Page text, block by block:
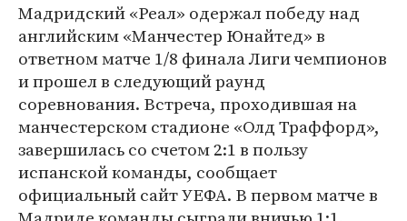
Мадридский «Реал» одержал победу над
английским «Манчестер Юнайтед» в
ответном матче 1/8 финала Лиги чемпионов
и прошел в следующий раунд
соревнования. Встреча, проходившая на
манчестерском стадионе «Олд Траффорд»,
завершилась со счетом 2:1 в пользу
испанской команды, сообщает
официальный сайт УЕФА. В первом матче в